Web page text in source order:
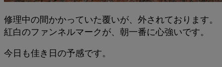
修理中の間かかっていた覆いが、外されております。
紅白のファンネルマークが、朝一番に心強いです。
今日も佳き日の予感です。